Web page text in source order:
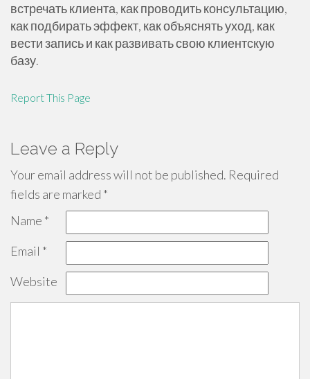
встречать клиента, как проводить консультацию,
как подбирать эффект, как объяснять уход, как
вести запись и как развивать свою клиентскую
базу.
Report This Page
Leave a Reply
Your email address will not be published. Required
fields are marked *
Name *
Email *
Website